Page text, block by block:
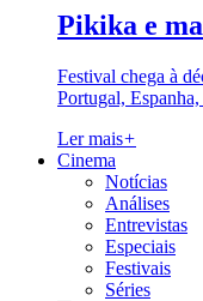
Pikika e
Festival chega à
Portugal,
Ler mais+
Cinema
Notícias
Análises
Entrevistas
Especiais
Festivais
Séries